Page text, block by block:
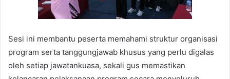
Sesi ini membantu peserta memahami struktur organisasi
program serta tanggungjawab khusus yang perlu digalas
oleh setiap jawatankuasa, sekali gus memastikan